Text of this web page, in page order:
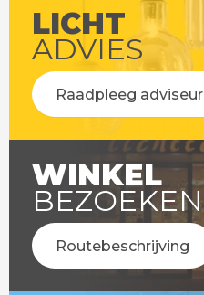
LICHT
ADVIES
Raadpleeg adviseur
WINKEL
BEZOEKEN
Routebeschrijving